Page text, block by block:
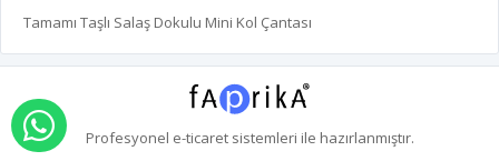
Tamamı Taşlı Salaş Dokulu Mini Kol Çantası
Profesyonel e-ticaretsistemleri ile hazırlanmıştır.